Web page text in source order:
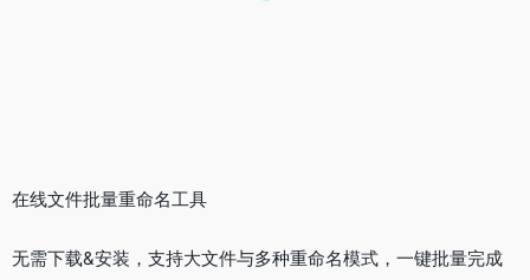
在线文件批量重命名工具
无需下载&安装，支持大文件与多种重命名模式，一键批量完成